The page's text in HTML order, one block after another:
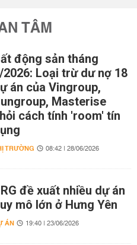
TÂM
động sản tháng
2026: Loại trừ dư nợ 18
án của Vingroup,
Masterise
cách tính 'room' tín
TRƯỜNG 08:42 | 28/06/2026
đề xuất nhiều dự án
mô lớn ở Hưng Yên
ÁN 19:40 | 23/06/2026